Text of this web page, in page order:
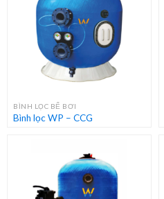
BÌNH LỌC BỂ BƠI
Bình lọc WP – CCG